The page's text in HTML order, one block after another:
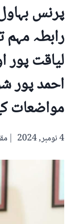
پرنس
رابطہ
لیاقت
احمد پور
مواضعات
4 نومبر, 2024